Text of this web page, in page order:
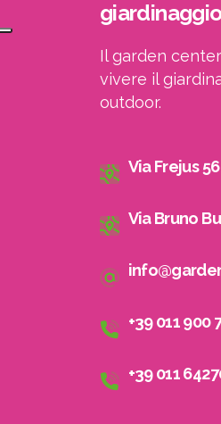
Il garden
vivere il
outdoor.
Via Frejus
Via Bruno
+39 011 900
+39 011